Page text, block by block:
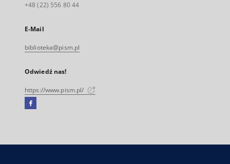
+48 (22) 556 80 44
E-Mail
biblioteka@pism.pl
Odwiedź nas!
https://www.pism.pl/
Facebook
się